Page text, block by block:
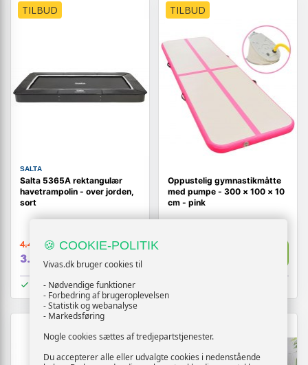
TILBUD
SALTA
Salta 5365A rektangulær
havetrampolin - over jorden,
sort
4.419,-
3.719,- Vis
På lager
TILBUD
Oppustelig gymnastikmåtte
med pumpe - 300 × 100 × 10
cm - pink
🍪 COOKIE-POLITIK
Vivas.dk bruger cookies til
- Nødvendige funktioner
- Forbedring af brugeroplevelsen
- Statistik og webanalyse
- Markedsføring
Nogle cookies sættes af tredjepartstjenester.
Du accepterer alle eller udvalgte cookies i nedenstående